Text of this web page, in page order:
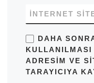
İNTERNET
DAHA
ADRESIM VE
TARAYICIYA